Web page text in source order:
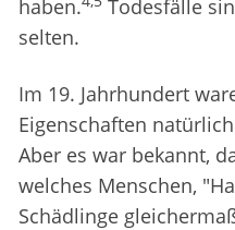
haben.
Todesfälle
selten.
Im 19. Jahrhundert
Eigenschaften
Aber es war bekannt,
welches Menschen,
Schädlinge